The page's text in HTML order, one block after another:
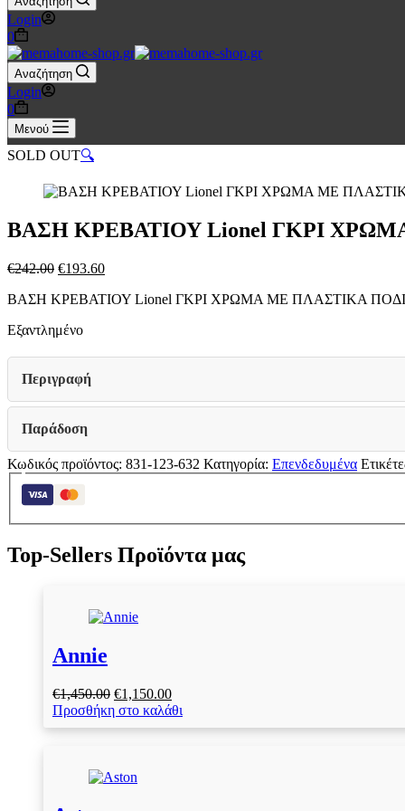
Login
Καλάθι
Αγορών
0
Αναζήτηση
Login
Καλάθι
Αγορών
0
Μενού
SOLD OUT🔍
ΒΑΣΗ ΚΡΕΒΑΤΙΟΥ Lionel ΓΚΡΙ
€242.00 Original
was:
€193.60Η
τιμή
ΒΑΣΗ ΚΡΕΒΑΤΙΟΥ Lionel ΓΚΡΙ ΧΡΩΜΑ ΜΕ ΠΛΑΣΤΙΚΑ
Εξαντλημένο
Περιγραφή
Παράδοση
Κωδικός προϊόντος: 831-123-632 Κατηγορία: Επενδεδυμένα
Top-Sellers Προϊόντα μας
Annie
€1,450.00 Original
price
was:
€1,150.00Η
τρέχουσα
τιμή
Προσθήκη στο καλάθι